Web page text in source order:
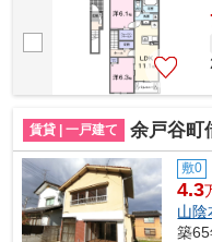
賃貸 | 一戸建て 余戸谷町
敷0
4.3
山陰
築